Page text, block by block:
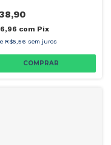
com Pix
R$5,56 sem juros